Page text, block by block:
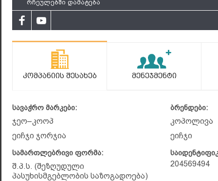
რჩეულებში დამატება
Კომპანიის Შესახებ Მენეჯმენტი
სავაჭრო მარკები:
ჯეო–კოოპ
ეიჩჯი ჯორჯია
ბრენდები:
კოპოლივა
ეიჩჯი
სამართლებრივი ფორმა:
შ.პ.ს. (შეზღუდული
პასუხისმგებლობის საზოგადოება)
204569494